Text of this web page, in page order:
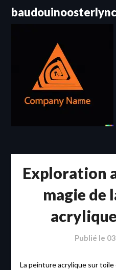
Passer
Exploration
magie de
Publié le
La peinture acrylique sur toile